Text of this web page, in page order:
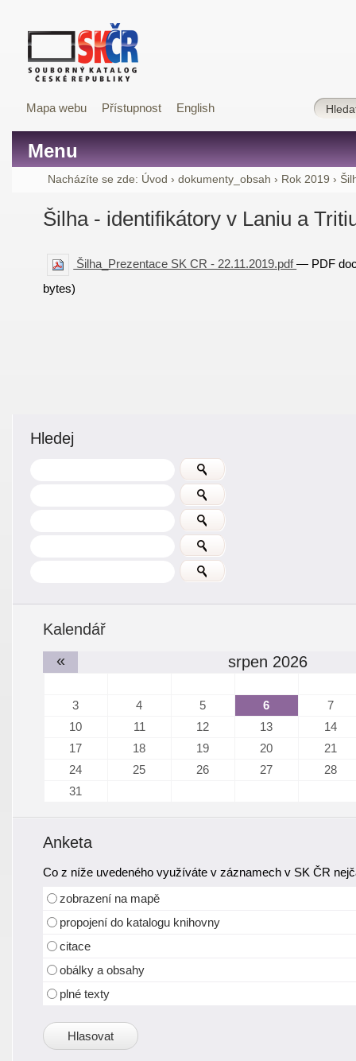
Mapa webu Přístupnost English
Menu
Nacházíte se zde: Úvod › dokumenty_obsah › Rok 2019 ›
Šilha - identifikátory v Laniu a
Šilha_Prezentace SK CR - 22.11.2019.pdf— PDF
bytes)
Hledej
Kalendář
«
srpen 2026
3 4 5 6
7
10
11 12 13
14
17
18 19 20
21
24
25 26 27
28
31
Anketa
Co z níže uvedeného využíváte v záznamech v SK ČR
zobrazení na mapě
propojení do katalogu knihovny
citace
obálky a obsahy
plné texty